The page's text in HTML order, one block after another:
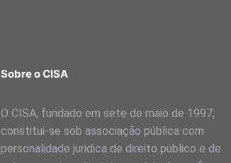
Sobre o CISA
O CISA, fundado em sete de maio de 1997,
constitui-se sob associação pública com
personalidade juridica de direito público e de